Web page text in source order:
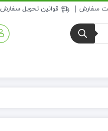
سفارش قوانین تحویل سفارش